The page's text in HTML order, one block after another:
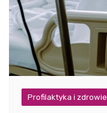
Profilaktyka i zdrowie